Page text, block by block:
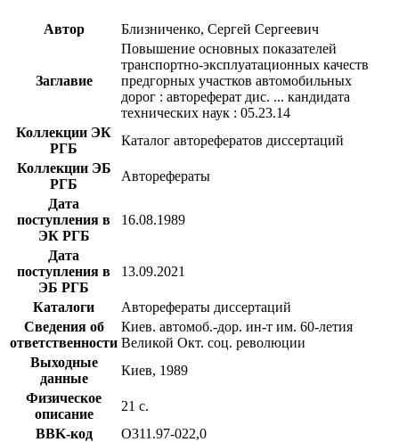
Автор Близниченко, Сергей Сергеевич
Заглавие
Повышение основных показателей
транспортно-эксплуатационных качеств
предгорных участков автомобильных
дорог : автореферат дис. ... кандидата
технических наук : 05.23.14
Коллекции ЭК
РГБ
Каталог авторефератов диссертаций
Коллекции ЭБ
РГБ
Авторефераты
Дата
поступления в
ЭК РГБ
16.08.1989
Дата
поступления в
ЭБ РГБ
13.09.2021
Каталоги
Авторефераты диссертаций
Сведения об
ответственности
Киев. автомоб.-дор. ин-т им. 60-летия
Великой Окт. соц. революции
Выходные
данные
Киев, 1989
Физическое
описание
21 с.
BBK-код
О311.97-022,0